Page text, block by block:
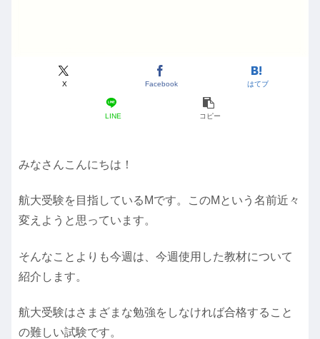
X Facebook はてブ
LINE コピー
みなさんこんにちは！
航大受験を目指しているMです。このMという名前近々
変えようと思っています。
そんなことよりも今週は、今週使用した教材について
紹介します。
航大受験はさまざまな勉強をしなければ合格すること
の難しい試験です。